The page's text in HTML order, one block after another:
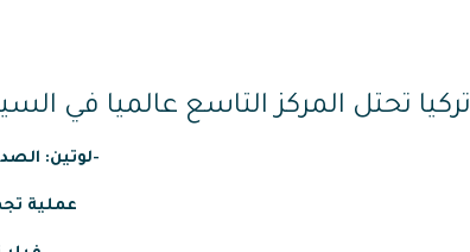
تركيا تحتل المركز التاسع عالميا في
لوتين: الصديق للعين والبشرة-
عملية